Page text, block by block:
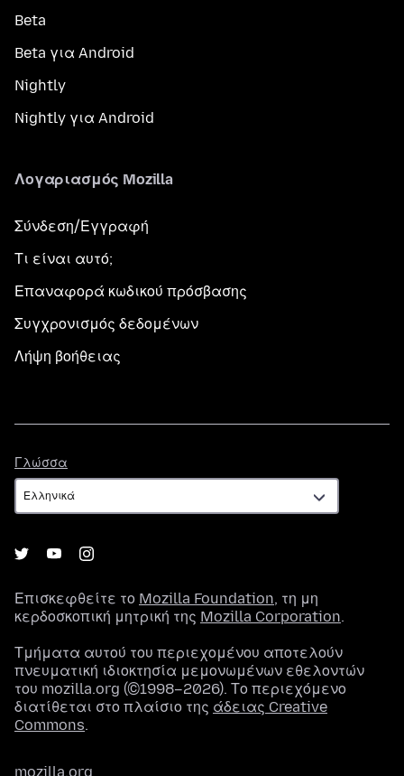
Beta
Beta για Android
Nightly
Nightly για Android
Λογαριασμός Mozilla
Σύνδεση/Εγγραφή
Τι είναι αυτό;
Επαναφορά κωδικού πρόσβασης
Συγχρονισμός δεδομένων
Λήψη βοήθειας
Γλώσσα
Επισκεφθείτε το Mozilla Foundation, τη μη
κερδοσκοπική μητρική της Mozilla Corporation.
Τμήματα αυτού του περιεχομένου αποτελούν
πνευματική ιδιοκτησία μεμονωμένων εθελοντών
του mozilla.org (©1998–2026). Το περιεχόμενο
διατίθεται στο πλαίσιο της άδειας Creative
Commons.
mozilla.org